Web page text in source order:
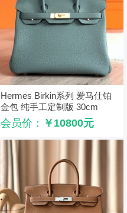
Hermes Birkin系列 爱马仕铂
金包 纯手工定制版 30cm
TOGO皮 杏仁绿
会员价： ￥10800元